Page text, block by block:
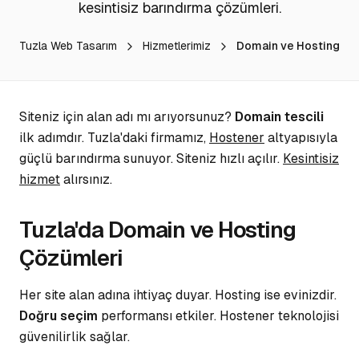
kesintisiz barındırma çözümleri.
Tuzla Web Tasarım Hizmetlerimiz Domain ve Hosting
Siteniz için alan adı mı arıyorsunuz? Domain tescili
ilk adımdır. Tuzla'daki firmamız, Hostener altyapısıyla
güçlü barındırma sunuyor. Siteniz hızlı açılır. Kesintisiz
hizmetalırsınız.
Tuzla'da Domain ve Hosting
Çözümleri
Her site alan adına ihtiyaç duyar. Hosting ise evinizdir.
Doğru seçim performansı etkiler. Hostener teknolojisi
güvenilirlik sağlar.